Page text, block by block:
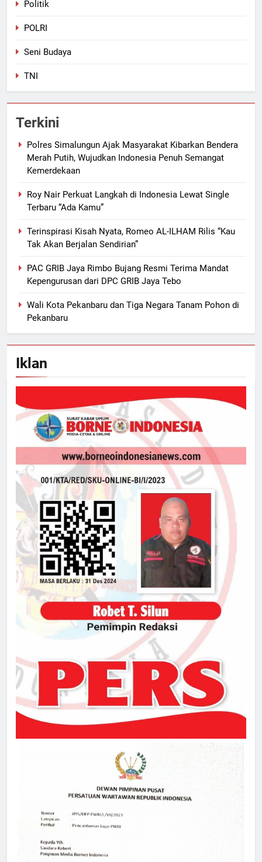
Politik
POLRI
Seni Budaya
TNI
Terkini
Polres Simalungun Ajak Masyarakat Kibarkan Bendera
Merah Putih, Wujudkan Indonesia Penuh Semangat
Kemerdekaan
Roy Nair Perkuat Langkah di Indonesia Lewat Single
Terbaru “Ada Kamu”
Terinspirasi Kisah Nyata, Romeo AL-ILHAM Rilis “Kau
Tak Akan Berjalan Sendirian”
PAC GRIB Jaya Rimbo Bujang Resmi Terima Mandat
Kepengurusan dari DPC GRIB Jaya Tebo
Wali Kota Pekanbaru dan Tiga Negara Tanam Pohon di
Pekanbaru
Iklan